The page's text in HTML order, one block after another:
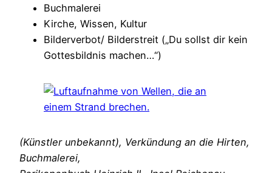
Buchmalerei
Kirche, Wissen, Kultur
Bilderverbot/ Bilderstreit („Du sollst dir kein
Gottesbildnis machen…“)
(Künstler unbekannt), Verkündung an die Hirten,
Buchmalerei,